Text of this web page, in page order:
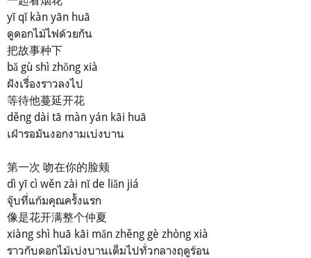
yī qǐ kàn yān huā
ดูดอกไม้ไฟด้วยกัน
把故事种下
bǎ gù shì zhǒng xià
ฝังเรื่องราวลงไป
等待他蔓延开花
děng dài tā màn yán kāi huā
เฝ้ารอมันงอกงามเบ่งบาน
第一次 吻在你的脸颊
dì yī cì wěn zài nǐ de liǎn jiá
จุ๊บที่แก้มคุณครั้งแรก
像是花开满整个仲夏
xiàng shì huā kāi mǎn zhěng gè zhòng xià
ราวกับดอกไม้เบ่งบานเต็มไปทั่วกลางฤดูร้อน